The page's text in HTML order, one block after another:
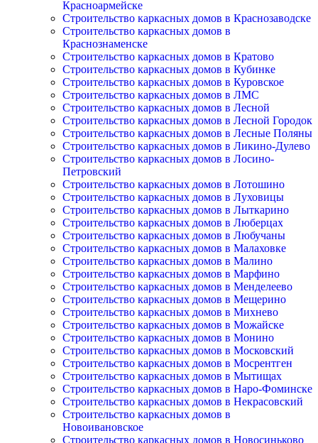
Красноармейске
Строительство каркасных домов в Краснозаводске
Строительство каркасных домов в
Краснознаменске
Строительство каркасных домов в Кратово
Строительство каркасных домов в Кубинке
Строительство каркасных домов в Куровское
Строительство каркасных домов в ЛМС
Строительство каркасных домов в Лесной
Строительство каркасных домов в Лесной Городок
Строительство каркасных домов в Лесные Поляны
Строительство каркасных домов в Ликино-Дулево
Строительство каркасных домов в Лосино-
Петровский
Строительство каркасных домов в Лотошино
Строительство каркасных домов в Луховицы
Строительство каркасных домов в Лыткарино
Строительство каркасных домов в Люберцах
Строительство каркасных домов в Любучаны
Строительство каркасных домов в Малаховке
Строительство каркасных домов в Малино
Строительство каркасных домов в Марфино
Строительство каркасных домов в Менделеево
Строительство каркасных домов в Мещерино
Строительство каркасных домов в Михнево
Строительство каркасных домов в Можайске
Строительство каркасных домов в Монино
Строительство каркасных домов в Московский
Строительство каркасных домов в Мосрентген
Строительство каркасных домов в Мытищах
Строительство каркасных домов в Наро-Фоминске
Строительство каркасных домов в Некрасовский
Строительство каркасных домов в
Новоивановское
Строительство каркасных домов в Новосиньково